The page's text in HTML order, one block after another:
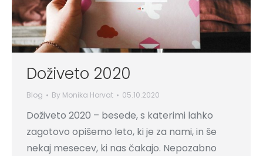
Doživeto 2020
Blog By Monika Horvat 05.10.2020
Doživeto 2020 – besede, s katerimi lahko
zagotovo opišemo leto, ki je za nami, in še
nekaj mesecev, ki nas čakajo. Nepozabno